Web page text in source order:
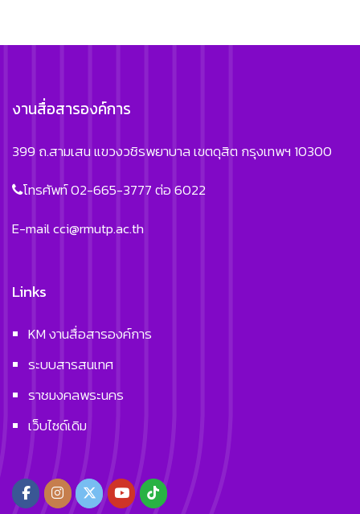
งานสื่อสารองค์การ
399 ถ.สามเสน แขวงวชิรพยาบาล เขตดุสิต กรุงเทพฯ 10300
โทรศัพท์ 02-665-3777 ต่อ 6022
E-mailcci@rmutp.ac.th
Links
KM งานสื่อสารองค์การ
ระบบสารสนเทศ
ราชมงคลพระนคร
เว็บไซด์เดิม